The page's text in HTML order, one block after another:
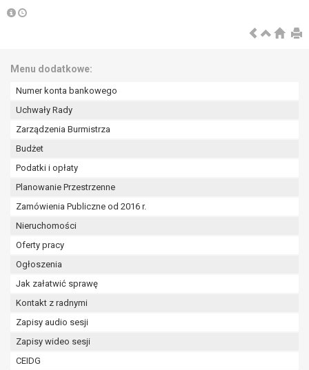
Menu dodatkowe:
Numer konta bankowego
Uchwały Rady
Zarządzenia Burmistrza
Budżet
Podatki i opłaty
Planowanie Przestrzenne
Zamówienia Publiczne od 2016 r.
Nieruchomości
Oferty pracy
Ogłoszenia
Jak załatwić sprawę
Kontakt z radnymi
Zapisy audio sesji
Zapisy wideo sesji
CEIDG
lit a RODO), przysługuje Pani/Panu prawo do
cofnięcia tej zgody w dowolnym momencie.
Przysługuje Pani/Panu prawo wniesienia skargi do
organu nadzorczego na niezgodne z prawem
Organem właściwym do wniesienia skargi jest
Prezes Urzędu Ochrony Danych Osobowych.
W zależności od sfery, w której przetwarzane są
dobrowolne albo jest wymogiem ustawowym lub
umownym.
Pani/Pana dane nie będą poddawane
tym również profilowaniu.